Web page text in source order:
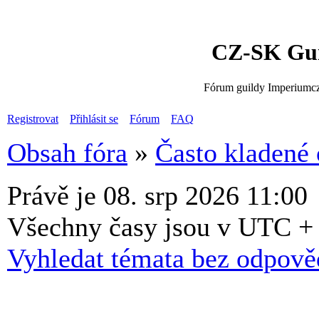
CZ-SK
Fórum guildy
Registrovat Přihlásit se Fórum FAQ
Obsah fóra » Často kladené
Právě je 08. srp 2026 11:00
Všechny časy jsou v UTC
Vyhledat témata bez